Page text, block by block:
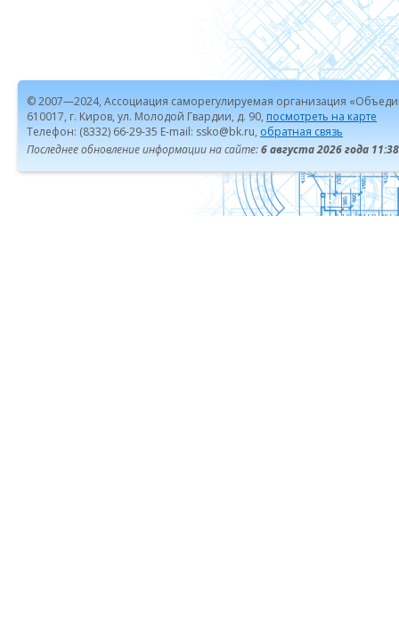
© 2007—2024, Ассоциация саморегулируемая организация
610017, г. Киров, ул. Молодой Гвардии, д. 90, посмотреть на карте
Телефон: (8332) 66-29-35 E-mail: ssko@bk.ru, обратная связь
Последнее обновление информации на сайте:6 августа 2026 года 11:38